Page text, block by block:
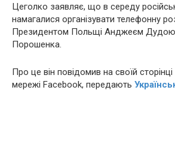
Цеголко заявляє, що в середу
намагалися організувати телефонну
Президентом Польщі Анджеєм Дудою
Порошенка.
Про це він повідомив на своїй сторінці
мережі Facebook, передають